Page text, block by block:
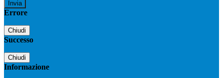
Errore
Chiudi
Successo
Chiudi
Informazione